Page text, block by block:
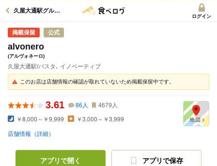
久屋大通駅グルメへ
ログイン
公式
alvonero
(アルヴォネーロ)
久屋大通駅/パスタ､ イノベーティブ
このお店は店舗情報の確認が取れていないため掲載保留中です。
3.61 86 人 4679 人
￥8,000～￥9,999 ￥3,000～￥3,999
店舗情報（詳細）
アプリで開く アプリで保存